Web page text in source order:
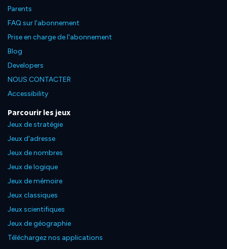
Parents
FAQ sur l'abonnement
Prise en charge de l'abonnement
Blog
Developers
NOUS CONTACTER
Accessibility
Parcourir les jeux
Jeux de stratégie
Jeux d'adresse
Jeux de nombres
Jeux de logique
Jeux de mémoire
Jeux classiques
Jeux scientifiques
Jeux de géographie
Téléchargez nos applications